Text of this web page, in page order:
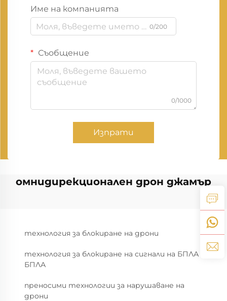
Име на компанията
0/200
Съобщение
0/1000
Изпрати
омнидирекционален дрон джамър
технология за блокиране на дрони
технология за блокиране на сигнали на БПЛА
БПЛА
преносими технологии за нарушаване на
дрони